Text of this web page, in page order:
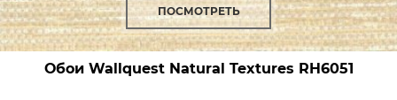
ПОСМОТРЕТЬ
Обои Wallquest Natural Textures RH6051